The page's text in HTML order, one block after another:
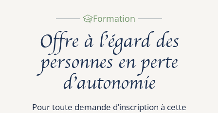
Formation
Offre à l’égard des
personnes en perte
d’autonomie
Pour toute demande d’inscription à cette